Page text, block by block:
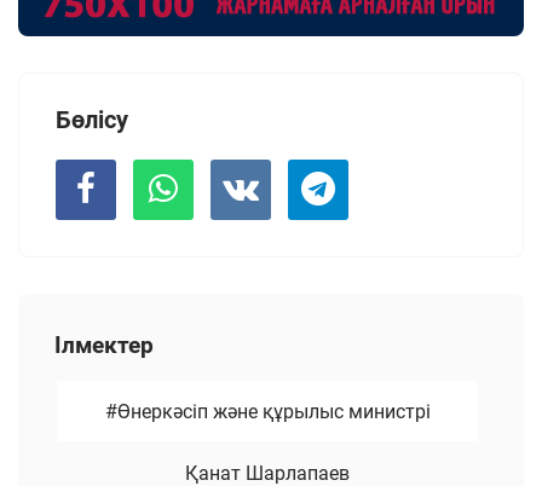
Бөлісу
Ілмектер
#Өнеркәсіп және құрылыс министрі
Қанат Шарлапаев